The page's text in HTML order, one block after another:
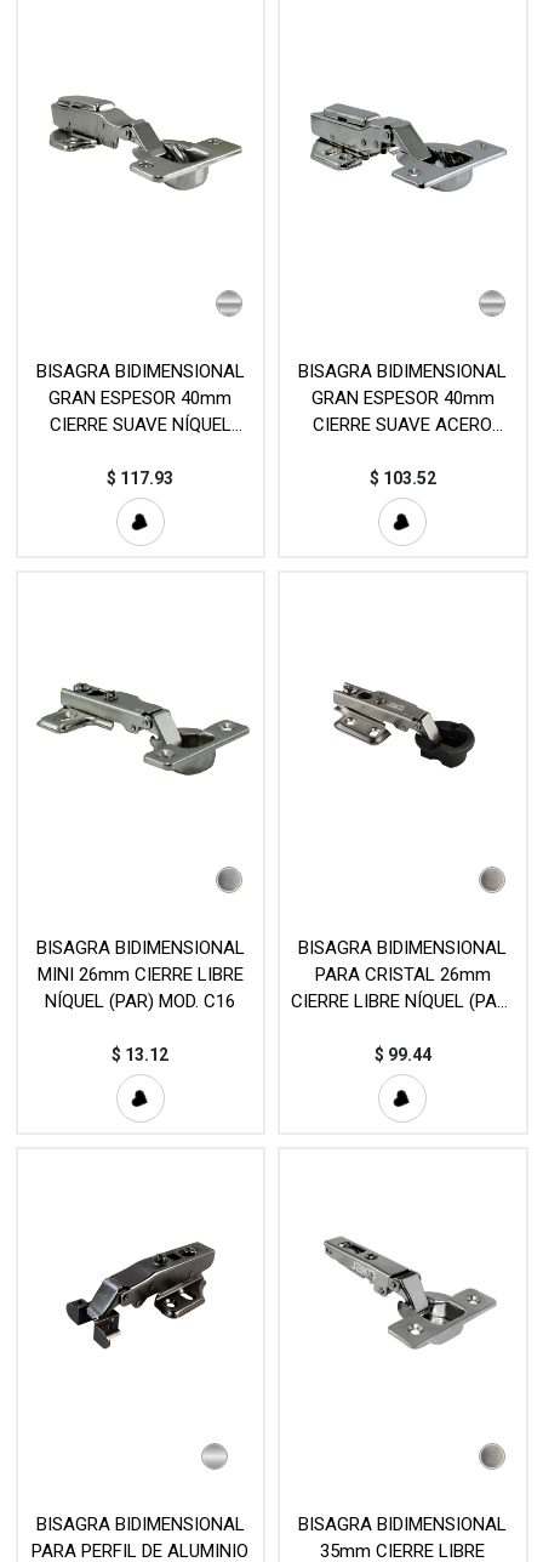
BISAGRA BIDIMENSIONAL
GRAN ESPESOR 40mm
CIERRE SUAVE NÍQUEL
$ 117.93
BISAGRA BIDIMENSIONAL
GRAN ESPESOR 40mm
CIERRE SUAVE ACERO
BHS04
$ 103.52
BISAGRA BIDIMENSIONAL
MINI 26mm CIERRE LIBRE
NÍQUEL (PAR) MOD. C16
$ 13.12
BISAGRA BIDIMENSIONAL
PARA CRISTAL 26mm
CIERRE LIBRE NÍQUEL (PAR)
$ 99.44
BISAGRA BIDIMENSIONAL
PARA PERFIL DE ALUMINIO
BISAGRA BIDIMENSIONAL
35mm CIERRE LIBRE